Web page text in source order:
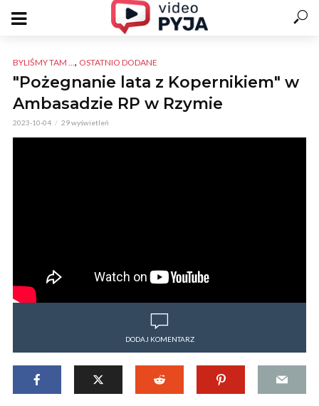
BYLIŚMY TAM ..., OSTATNIO DODANE
"Pożegnanie lata z Kopernikiem" w
Ambasadzie RP w Rzymie
2023-10-04 29 wyświetleń
DODAJ KOMENTARZ